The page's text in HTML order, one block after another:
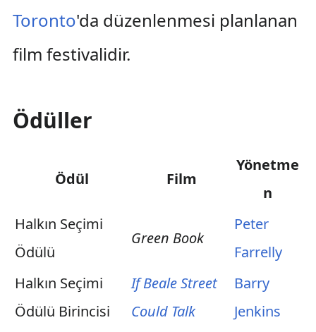
Toronto'da düzenlenmesi planlanan
film festivalidir.
Ödüller
Ödül Film
Yönetme
n
Halkın Seçimi
Ödülü
Green Book
Peter
Farrelly
Halkın Seçimi
Ödülü Birincisi
If Beale Street
Could Talk
Barry
Jenkins